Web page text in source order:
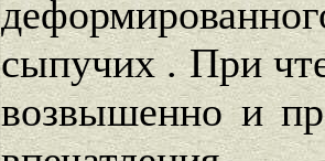
сыпучих . При
возвышенно и